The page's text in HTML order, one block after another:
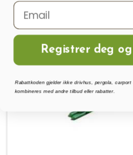
Registrer deg
Rabattkoden gjelder ikke drivhus, pergola,
kombineres med andre tilbud eller rabatter.